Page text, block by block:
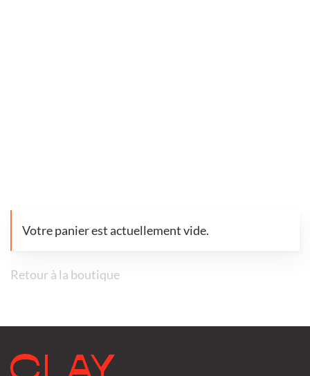
Votre panier est actuellement vide.
Retour à la boutique